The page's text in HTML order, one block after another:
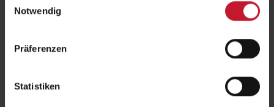
Notwendig
Präferenzen
Statistiken
ergänzt durch
sportmedizinische, ernährungswissenschaftliche,
psychologische sowie betriebswirtschaftliche Inhalte
, um den
wichtige Fertigkeiten für die berufliche Praxis zu vermitteln und eine
direkte Einsetzbarkeit im Unternehmen sicherzustellen.
Was können die Absolventinnen und